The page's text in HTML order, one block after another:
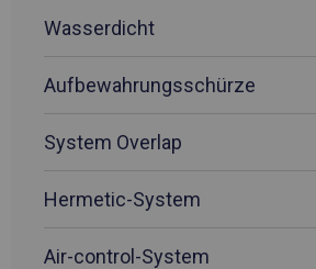
Wasserdicht
Aufbewahrungsschürze
System Overlap
Hermetic-System
Air-control-System